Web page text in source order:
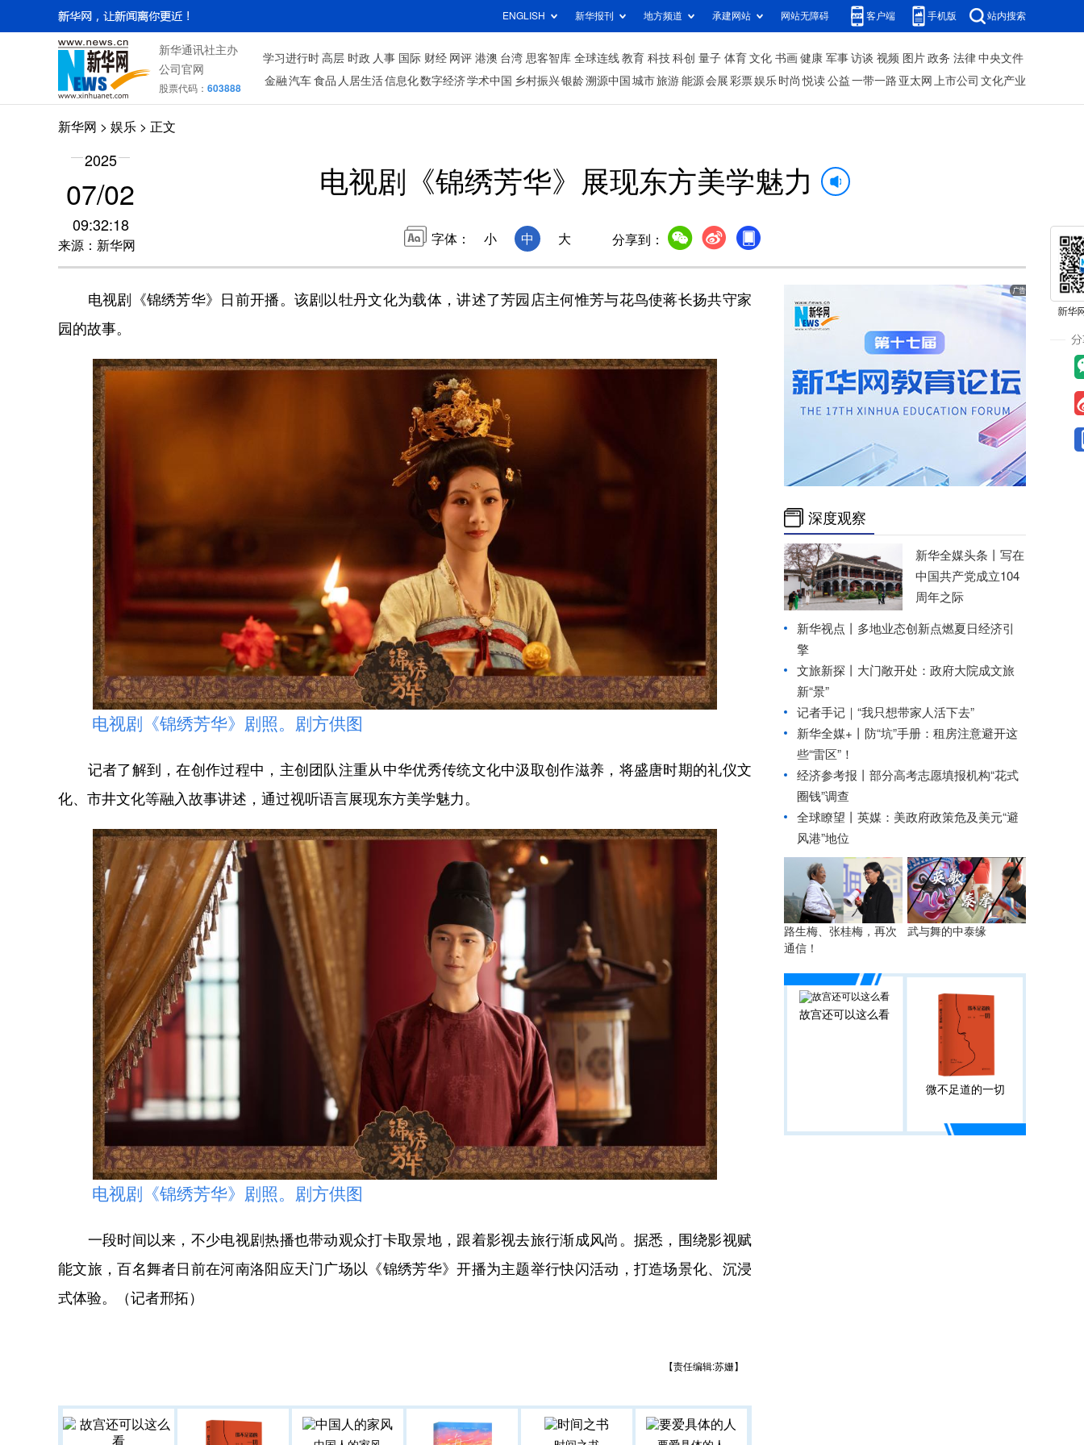
ENGLISH 新华报刊 地方频道 承建网站 网站无障碍 客户端 手机版 站内搜索
新华通讯社主办
公司官网
股票代码： 603888
学习进行时 高层 时政 人事 国际 财经 网评 港澳 台湾 思客智库 全球连线 教育 科技 科创 量子 体育 文化 书画 健康 军事 访谈 视频 图片 政务 法律 中央文件
金融 汽车 食品 人居生活信息化数字经济学术中国 乡村振兴银龄溯源中国 城市旅游 能源 会展 彩票娱乐 时尚 悦读 公益 一带一路 亚太网 上市公司 文化产业
新华网 > 娱乐 > 正文
2025
07/02
09:32:18
来源：新华网
电视剧《锦绣芳华》展现东方美学魅力
字体： 小 中 大 分享到：
电视剧《锦绣芳华》日前开播。该剧以牡丹文化为载体，讲述了芳园店主何惟芳与花鸟使蒋长扬共守家
园的故事。
电视剧《锦绣芳华》剧照。剧方供图
记者了解到，在创作过程中，主创团队注重从中华优秀传统文化中汲取创作滋养，将盛唐时期的礼仪文
化、市井文化等融入故事讲述，通过视听语言展现东方美学魅力。
电视剧《锦绣芳华》剧照。剧方供图
一段时间以来，不少电视剧热播也带动观众打卡取景地，跟着影视去旅行渐成风尚。据悉，围绕影视赋
能文旅，百名舞者日前在河南洛阳应天门广场以《锦绣芳华》开播为主题举行快闪活动，打造场景化、沉浸
式体验。（记者邢拓）
【责任编辑:苏姗】
深度观察
新华全媒头条丨 写在
中国共产党成立104
周年之际
新华视点丨 多地业态创新点燃夏日经济引
擎
文旅新探丨大门敞开处：政府大院成文旅
新“景”
记者手记｜“我只想带家人活下去”
新华全媒+丨 防“坑”手册：租房注意避开这
些“雷区”！
经济参考报丨 部分高考志愿填报机构“花式
圈钱”调查
全球瞭望丨英媒：美政府政策危及美元“避
风港”地位
路生梅、张桂梅，再次
通信！
武与舞的中泰缘
故宫还可以这么看
微不足道的一切